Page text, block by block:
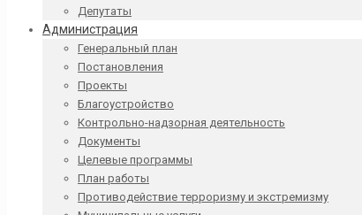
Депутаты
Администрация
Генеральный план
Постановления
Проекты
Благоустройство
Контрольно-надзорная деятельность
Документы
Целевые программы
План работы
Противодействие терроризму и экстремизму